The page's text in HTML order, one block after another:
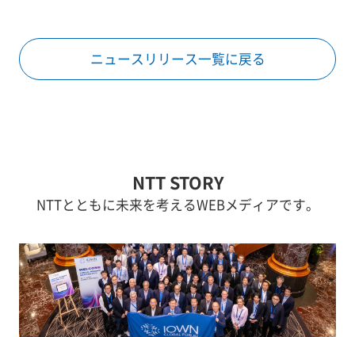
ニュースリリース一覧に戻る
NTT STORY
NTTとともに未来を考えるWEBメディアです。